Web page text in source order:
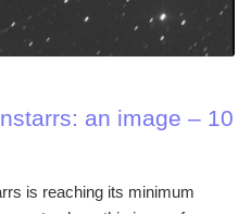
an image – 10
is reaching its minimum